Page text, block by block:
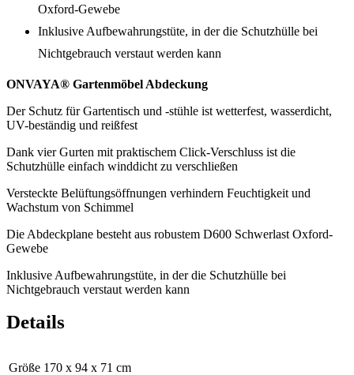
Oxford-Gewebe
Inklusive Aufbewahrungstüte, in der die Schutzhülle bei
Nichtgebrauch verstaut werden kann
ONVAYA® Gartenmöbel Abdeckung
Der Schutz für Gartentisch und -stühle ist wetterfest, wasserdicht,
UV-beständig und reißfest
Dank vier Gurten mit praktischem Click-Verschluss ist die
Schutzhülle einfach winddicht zu verschließen
Versteckte Belüftungsöffnungen verhindern Feuchtigkeit und
Wachstum von Schimmel
Die Abdeckplane besteht aus robustem D600 Schwerlast Oxford-
Gewebe
Inklusive Aufbewahrungstüte, in der die Schutzhülle bei
Nichtgebrauch verstaut werden kann
Details
Größe 170 x 94 x 71 cm